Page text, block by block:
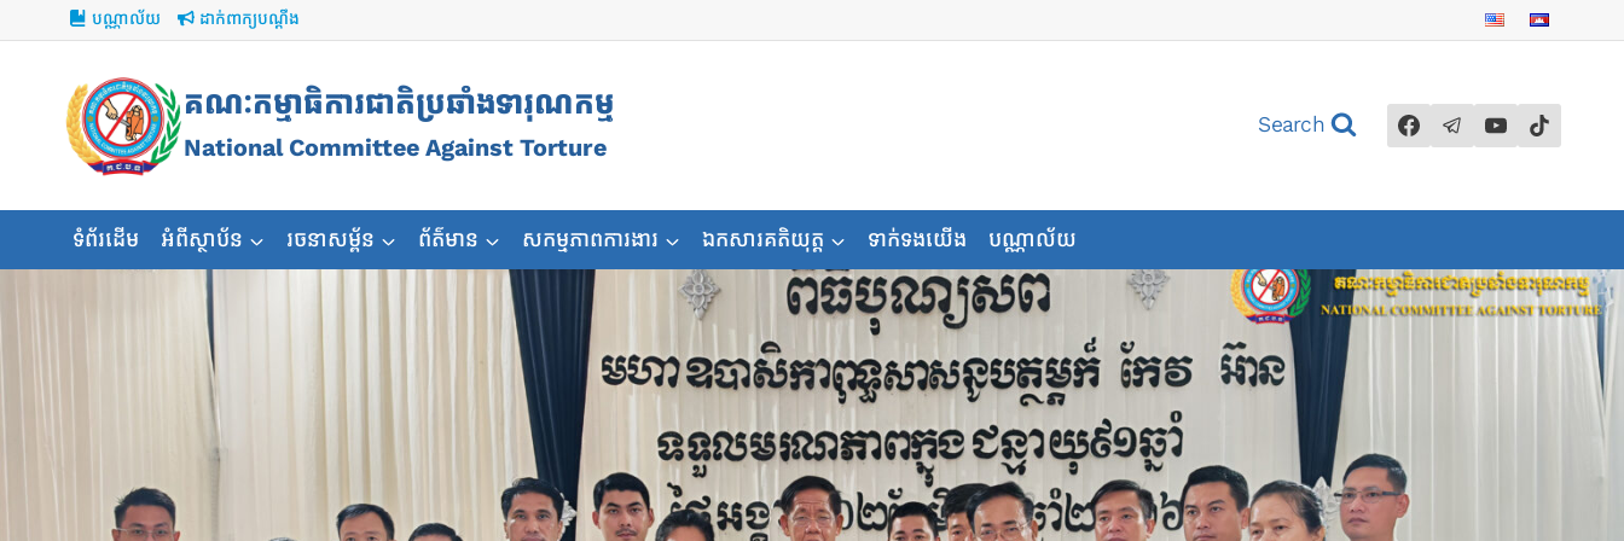
to
content
បណ្ណាល័យ ដាក់ពាក្យបណ្ដឹង
គណៈកម្មាធិការជាតិប្រឆាំងទារុណកម្ម
National Committee Against Torture
Search
ទំព័រដើម អំពីស្ថាប័ន រចនាសម្ព័ន ព័ត៌មាន សកម្មភាពការងារ ឯកសារគតិយុត្ត ទាក់ទងយើង បណ្ណាល័យ